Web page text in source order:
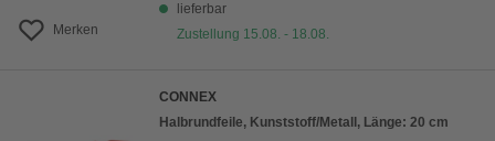
Merken
lieferbar
Zustellung 15.08. - 18.08.
CONNEX
Halbrundfeile, Kunststoff/Metall, Länge: 20 cm